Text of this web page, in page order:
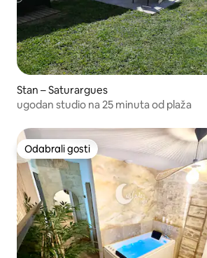
Stan – Saturargues
ugodan studio na 25 minuta od plaža
Odabrali gosti
Odabrali gosti